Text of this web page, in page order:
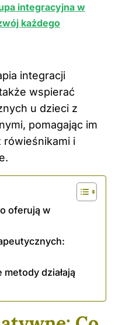
integracyjna w
każdego
integracji
wspierać
u dzieci z
pomagając im
rówieśnikami i
oferują w
działają